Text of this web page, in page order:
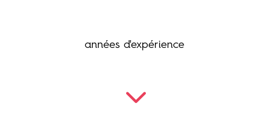
années d'expérience
3